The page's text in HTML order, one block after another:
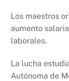
Los maestros
aumento
laborales.
La lucha
Autónoma de